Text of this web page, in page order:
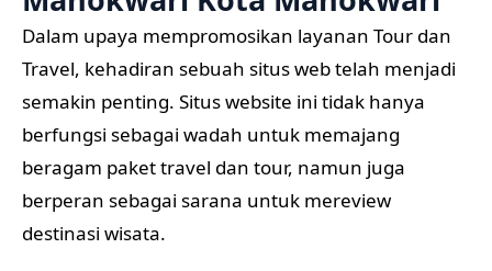
Dalam upaya mempromosikan layanan Tour dan
Travel, kehadiran sebuah situs web telah menjadi
semakin penting. Situs website ini tidak hanya
berfungsi sebagai wadah untuk memajang
beragam paket travel dan tour, namun juga
berperan sebagai sarana untuk mereview
destinasi wisata.